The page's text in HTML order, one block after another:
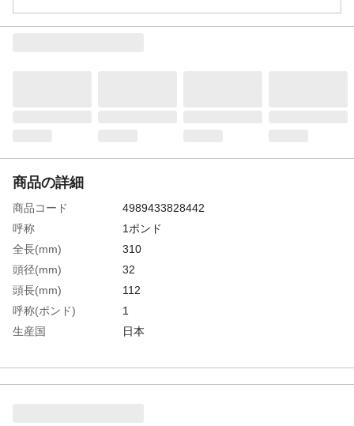
商品の詳細
商品コード
4989433828442
呼称
1ポンド
全長(mm)
310
頭径(mm)
32
頭長(mm)
112
呼称(ポンド)
1
生産国
日本
材質1
頭部:樹脂（強化ナイロン）